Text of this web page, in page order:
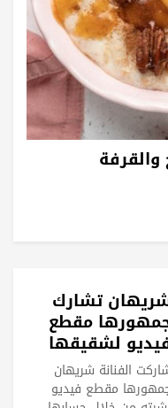
تشارك
مقطع
لشقيقها
الفنان عمر
الفنانة شريهان
مقطع فيديو